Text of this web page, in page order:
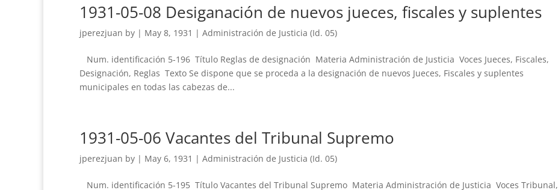
1931-05-08 Desiganación de nuevos jueces, fiscales y suplentes
jperezjuan by | May 8, 1931 | Administración de Justicia (Id. 05)
Num. identificación 5-196 Título Reglas de designación Materia Administración de Justicia Voces Jueces, Fiscales,
Designación, Reglas Texto Se dispone que se proceda a la designación de nuevos Jueces, Fiscales y suplentes
municipales en todas las cabezas de...
1931-05-06 Vacantes del Tribunal Supremo
jperezjuan by | May 6, 1931 | Administración de Justicia (Id. 05)
Num. identificación 5-195 Título Vacantes del Tribunal Supremo Materia Administración de Justicia Voces Tribunal,